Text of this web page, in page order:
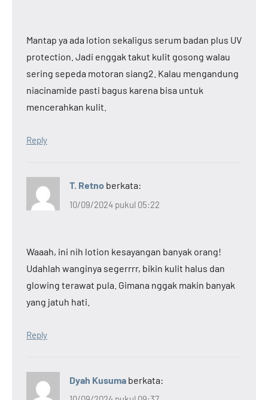
Mantap ya ada lotion sekaligus serum badan plus UV
protection. Jadi enggak takut kulit gosong walau
sering sepeda motoran siang2. Kalau mengandung
niacinamide pasti bagus karena bisa untuk
mencerahkan kulit.
Reply
T. Retno berkata:
10/09/2024 pukul 05:22
Waaah, ini nih lotion kesayangan banyak orang!
Udahlah wanginya segerrrr, bikin kulit halus dan
glowing terawat pula. Gimana nggak makin banyak
yang jatuh hati.
Reply
Dyah Kusuma berkata: